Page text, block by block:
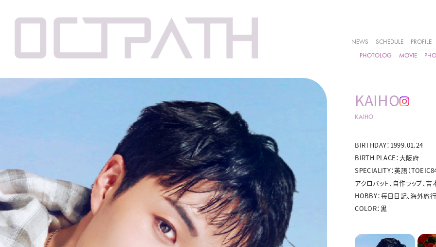
NEWS SCHEDULE
PROFILE
PHOTOLOG
MOVIE
KAIHO
KAIHO
BIRTHDAY：1999.01.24
BIRTH PLACE：大阪府
SPECIALITY：英語（
アクロバット、自作ラップ、
HOBBY：毎日日記、海外旅
COLOR：黒